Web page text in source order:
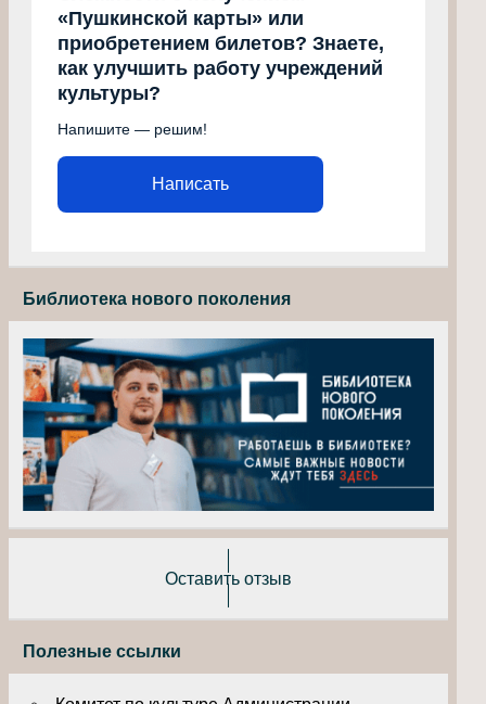
«Пушкинской карты» или
приобретением билетов? Знаете,
как улучшить работу учреждений
культуры?
Напишите — решим!
Написать
Библиотека нового поколения
Оставить отзыв
Полезные ссылки